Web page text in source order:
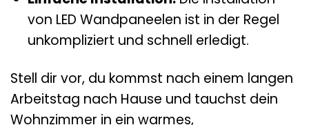
von LED Wandpaneelen ist in der Regel
unkompliziert und schnell erledigt.
Stell dir vor, du kommst nach einem langen
Arbeitstag nach Hause und tauchst dein
Wohnzimmer in ein warmes,